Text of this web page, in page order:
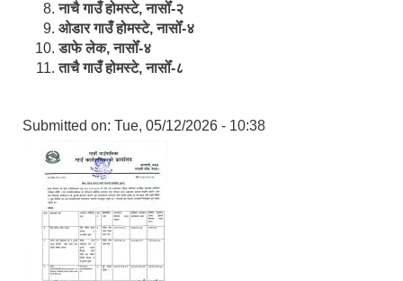
नाचै गाउँ होमस्टे, नासोँ-२
ओ‍‍‌डार गाउँ होमस्टे, नासोँ-४
डाफे लेक, नासोँ-४
ताचै गाउँ होमस्टे, नासोँ-८
Submitted on: Tue, 05/12/2026 - 10:38